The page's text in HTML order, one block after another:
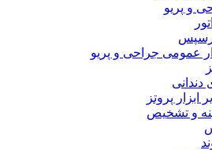
و پریو
عمومی جراحی و پریو
دندانی
ابزار پروتز
و تشخیص